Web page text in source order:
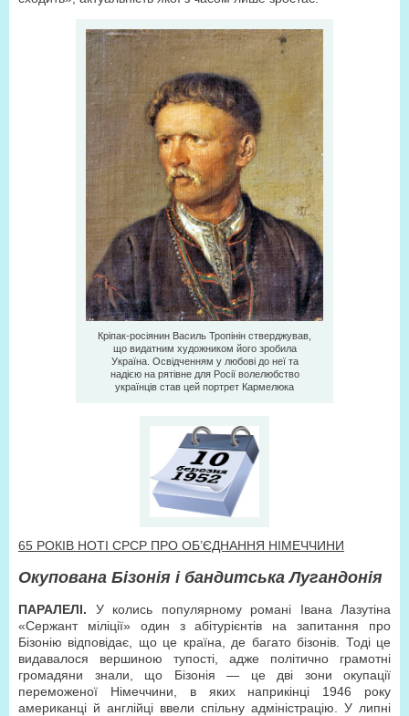
Кріпак-росіянин Василь Тропінін стверджував,
що видатним художником його зробила
Україна. Освідченням у любові до неї та
надією на рятівне для Росії волелюбство
українців став цей портрет Кармелюка
65 РОКІВ НОТІ СРСР ПРО ОБ’ЄДНАННЯ НІМЕЧЧИНИ
Окупована Бізонія і бандитська Лугандонія
ПАРАЛЕЛІ. У колись популярному романі Івана Лазутіна
«Сержант міліції» один з абітурієнтів на запитання про
Бізонію відповідає, що це країна, де багато бізонів. Тоді це
видавалося вершиною тупості, адже політично грамотні
громадяни знали, що Бізонія — це дві зони окупації
переможеної Німеччини, в яких наприкінці 1946 року
американці й англійці ввели спільну адміністрацію. У липні